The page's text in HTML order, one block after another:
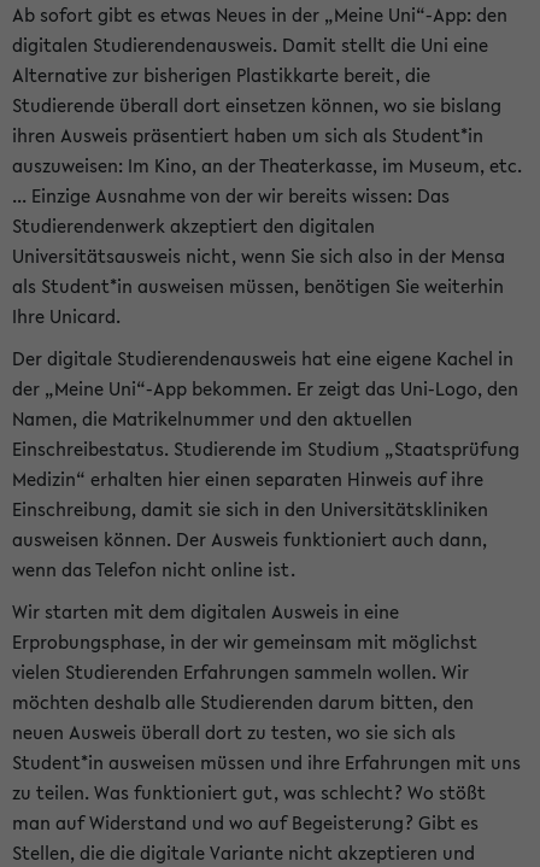
Ab sofort gibt es etwas Neues in der „Meine Uni“-App: den
digitalen Studierendenausweis. Damit stellt die Uni eine
Alternative zur bisherigen Plastikkarte bereit, die
Studierende überall dort einsetzen können, wo sie bislang
ihren Ausweis präsentiert haben um sich als Student*in
auszuweisen: Im Kino, an der Theaterkasse, im Museum, etc.
... Einzige Ausnahme von der wir bereits wissen: Das
Studierendenwerk akzeptiert den digitalen
Universitätsausweis nicht, wenn Sie sich also in der Mensa
als Student*in ausweisen müssen, benötigen Sie weiterhin
Ihre Unicard.
Der digitale Studierendenausweis hat eine eigene Kachel in
der „Meine Uni“-App bekommen. Er zeigt das Uni-Logo, den
Namen, die Matrikelnummer und den aktuellen
Einschreibestatus. Studierende im Studium „Staatsprüfung
Medizin“ erhalten hier einen separaten Hinweis auf ihre
Einschreibung, damit sie sich in den Universitätskliniken
ausweisen können. Der Ausweis funktioniert auch dann,
wenn das Telefon nicht online ist.
Wir starten mit dem digitalen Ausweis in eine
Erprobungsphase, in der wir gemeinsam mit möglichst
vielen Studierenden Erfahrungen sammeln wollen. Wir
möchten deshalb alle Studierenden darum bitten, den
neuen Ausweis überall dort zu testen, wo sie sich als
Student*in ausweisen müssen und ihre Erfahrungen mit uns
zu teilen. Was funktioniert gut, was schlecht? Wo stößt
man auf Widerstand und wo auf Begeisterung? Gibt es
Stellen, die die digitale Variante nicht akzeptieren und